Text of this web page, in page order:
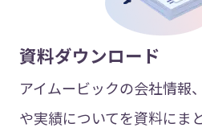
資料ダウンロード
アイムービックの会社情報
や実績についてを資料にま